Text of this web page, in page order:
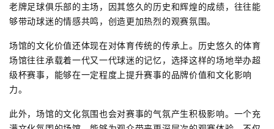
老牌足球俱乐部的主场，因其悠久的历史和辉煌的成绩，往往能
够带动球迷的情感共鸣，创造更加热烈的观赛氛围。
场馆的文化价值还体现在对体育传统的传承上。历史悠久的体育
场馆往往承载着一代又一代球迷的记忆，选择这样的场地举办超
级杯赛事，能够在一定程度上提升赛事的品牌价值和文化影响
力。
此外，场馆的文化氛围也会对赛事的气氛产生积极影响。一个充